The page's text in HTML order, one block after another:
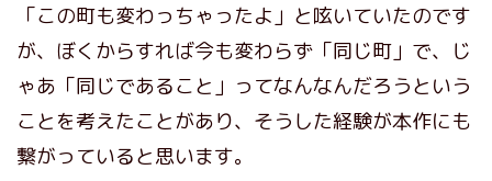
「この町も変わっちゃったよ」と呟いていたのです
が、ぼくからすれば今も変わらず「同じ町」で、じ
ゃあ「同じであること」ってなんなんだろうという
ことを考えたことがあり、そうした経験が本作にも
繋がっていると思います。